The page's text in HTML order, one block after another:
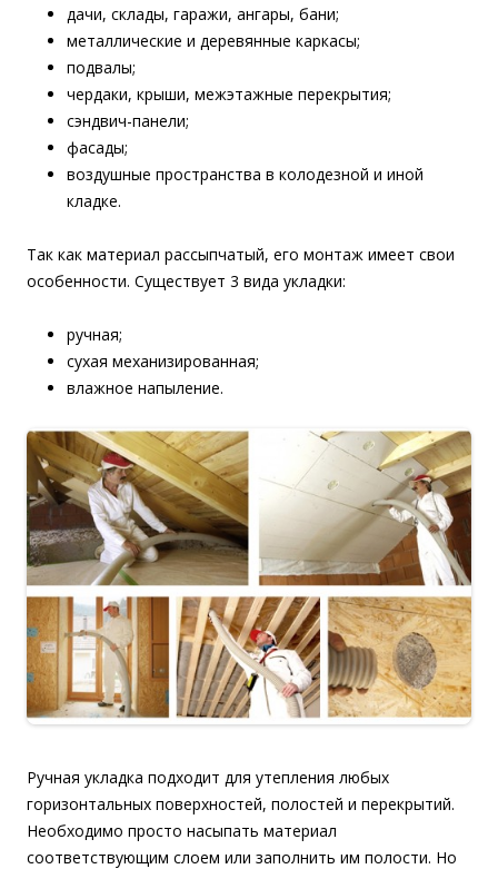
дачи, склады, гаражи, ангары, бани;
металлические и деревянные каркасы;
подвалы;
чердаки, крыши, межэтажные перекрытия;
сэндвич-панели;
фасады;
воздушные пространства в колодезной и иной
кладке.
Так как материал рассыпчатый, его монтаж имеет свои
особенности. Существует 3 вида укладки:
ручная;
сухая механизированная;
влажное напыление.
Ручная укладка подходит для утепления любых
горизонтальных поверхностей, полостей и перекрытий.
Необходимо просто насыпать материал
соответствующим слоем или заполнить им полости. Но